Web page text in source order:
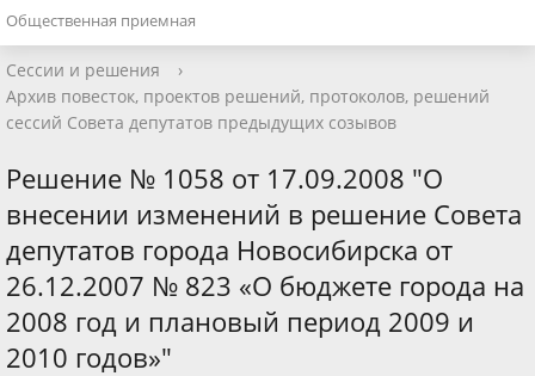
Общественная приемная
Сессии и решения
›
Архив повесток, проектов решений, протоколов, решений
сессий Совета депутатов предыдущих созывов
Решение № 1058 от 17.09.2008 "О
внесении изменений в решение Совета
депутатов города Новосибирска от
26.12.2007 № 823 «О бюджете города на
2008 год и плановый период 2009 и
2010 годов»"